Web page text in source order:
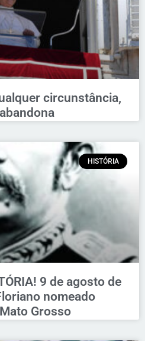
circunstância,
HISTÓRIA
9 de agosto de
nomeado
Grosso